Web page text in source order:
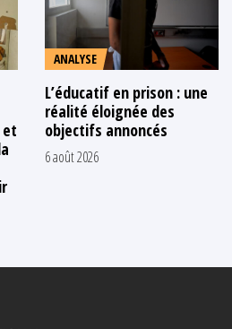
et
ANALYSE
L’éducatif en prison : une
réalité éloignée des
objectifs annoncés
6 août 2026